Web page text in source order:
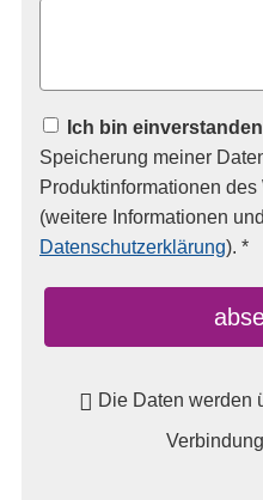
Ich bin einverstanden
Speicherung meiner
Produktinformationen
(weitere Informationen
Datenschutzerklärung). *
Die Daten werden